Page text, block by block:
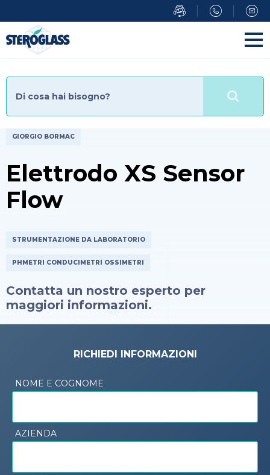
al
contenuto
principale
GIORGIO BORMAC
Elettrodo XS Sensor
Flow
STRUMENTAZIONE DA LABORATORIO
PHMETRI CONDUCIMETRI OSSIMETRI
Contatta un nostro esperto per
maggiori informazioni.
RICHIEDI INFORMAZIONI
NOME E COGNOME
AZIENDA